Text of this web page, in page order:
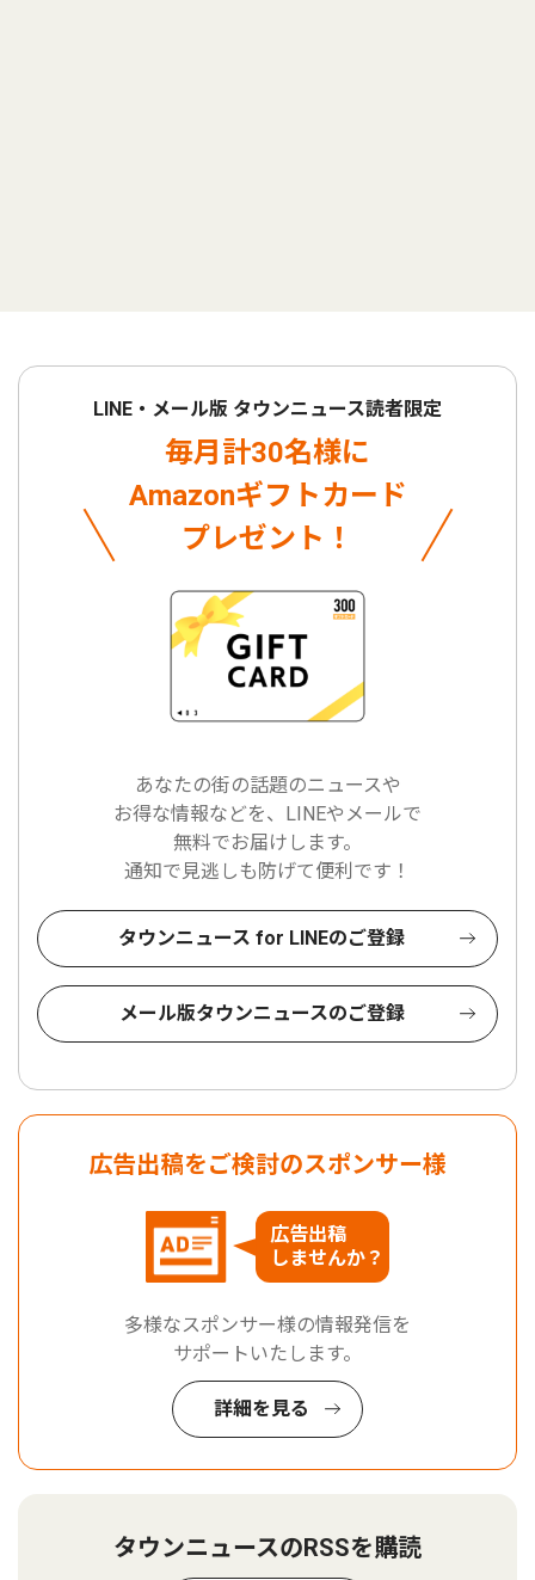
LINE・メール版 タウンニュース読者限定
毎月計30名様に
Amazonギフトカード
プレゼント！
あなたの街の話題のニュースや
お得な情報などを、LINEやメールで
無料でお届けします。
通知で見逃しも防げて便利です！
タウンニュース for LINEのご登録
メール版タウンニュースのご登録
広告出稿をご検討のスポンサー様
広告出稿
しませんか？
多様なスポンサー様の情報発信を
サポートいたします。
詳細を見る
タウンニュースのRSSを購読